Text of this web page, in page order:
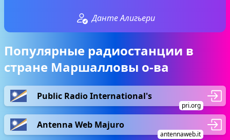
Данте Алигьери
Популярные радиостанции в
стране Маршалловы о-ва
Public Radio International's
pri.org
Antenna Web Majuro
antennaweb.it